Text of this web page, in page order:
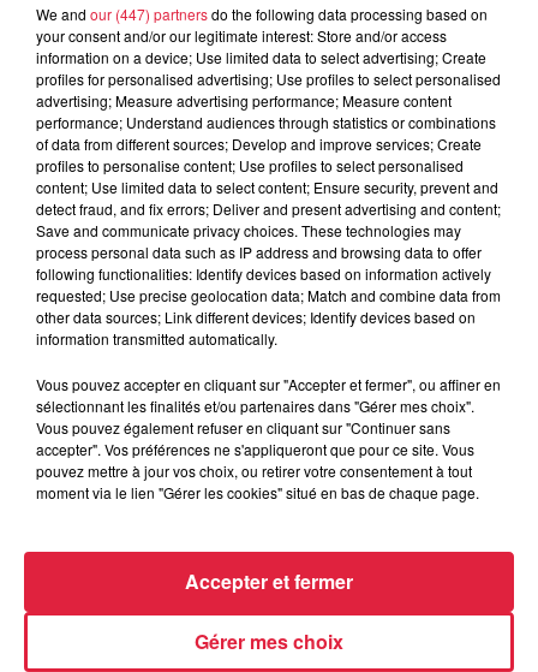
5 août 2026
Europa-Park : des précisons sur
l’après Euro-Mir
Dans la même série
Sabrine Zayani
Les interviews des artistes Top Music
Amir, il revient sur ses 10 ans de
L'interview de Vitaa
We and our (447) partnersdo the following data processing based on
your consent and/or our legitimate interest: Store and/or access
information on a device; Use limited data to select advertising; Create
profiles for personalised advertising; Use profiles to select personalised
advertising; Measure advertising performance; Measure content
performance; Understand audiences through statistics or combinations
of data from different sources; Develop and improve services; Create
profiles to personalise content; Use profiles to select personalised
content; Use limited data to select content; Ensure security, prevent and
detect fraud, and fix errors; Deliver and present advertising and content;
Save and communicate privacy choices. These technologies may
process personal data such as IP address and browsing data to offer
following functionalities: Identify devices based on information actively
requested; Use precise geolocation data; Match and combine data from
other data sources; Link different devices; Identify devices based on
information transmitted automatically.
Vous pouvez accepter en cliquant sur "Accepter et fermer", ou affiner en
sélectionnant les finalités et/ou partenaires dans "Gérer mes choix".
Vous pouvez également refuser en cliquant sur "Continuer sans
accepter". Vos préférences ne s'appliqueront que pour ce site. Vous
pouvez mettre à jour vos choix, ou retirer votre consentement à tout
moment via le lien "Gérer les cookies" situé en bas de chaque page.
Gérer mes choix
Accepter et fermer